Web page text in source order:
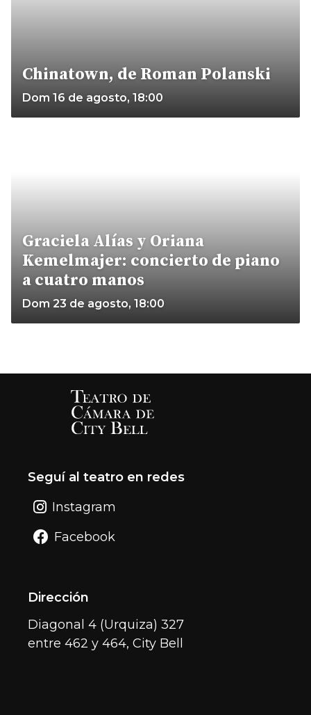
Chinatown, de Roman Polanski
Dom 16 de agosto, 18:00
Graciela Alías y Oriana
Kemelmajer: concierto de piano
a cuatro manos
Dom 23 de agosto, 18:00
Seguí al teatro en redes
Instagram
Facebook
Dirección
Diagonal 4 (Urquiza) 327
entre 462 y 464, City Bell